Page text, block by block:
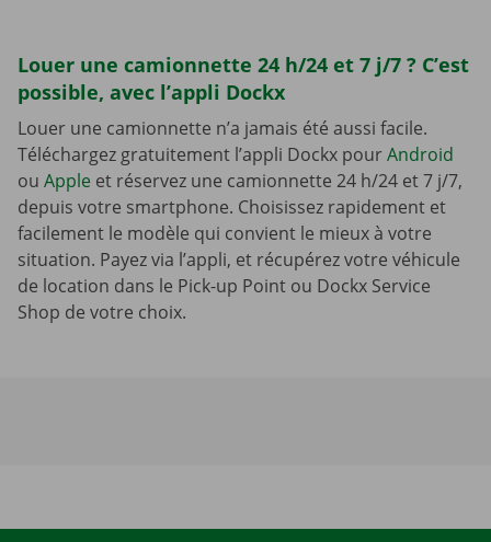
Louer une camionnette 24 h/24 et 7 j/7 ? C’est
possible, avec l’appli Dockx
Louer une camionnette n’a jamais été aussi facile.
Téléchargez gratuitement l’appli Dockx pourAndroid
ou Apple et réservez une camionnette 24 h/24 et 7 j/7,
depuis votre smartphone. Choisissez rapidement et
facilement le modèle qui convient le mieux à votre
situation. Payez via l’appli, et récupérez votre véhicule
de location dans le Pick-up Point ou Dockx Service
Shop de votre choix.